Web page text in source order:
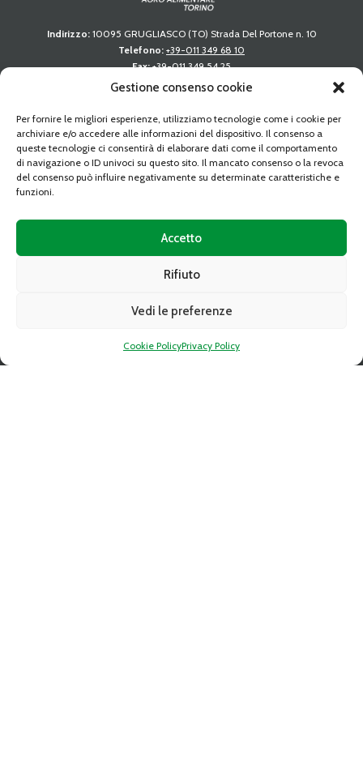
Gestione consenso cookie
Per fornire le migliori esperienze, utilizziamo tecnologie come i cookie per
archiviare e/o accedere alle informazioni del dispositivo. Il consenso a
queste tecnologie ci consentirà di elaborare dati come il comportamento
di navigazione o ID univoci su questo sito. Il mancato consenso o la revoca
del consenso può influire negativamente su determinate caratteristiche e
funzioni.
Accetto
Rifiuto
Vedi le preferenze
Cookie PolicyPrivacy Policy
Indirizzo:10095 GRUGLIASCO (TO) Strada Del Portone n. 10
Telefono: +39-011 349 68 10
Fax:+39-011 349 54 25
05841010019
Capitale sociale:Deliberato Sottoscritto e Versato € 34.350.763,89
C.C.I.A.A. REA 739122 TORINO
LINK RAPIDI
Altre procedure
Modulistica
Regolamenti